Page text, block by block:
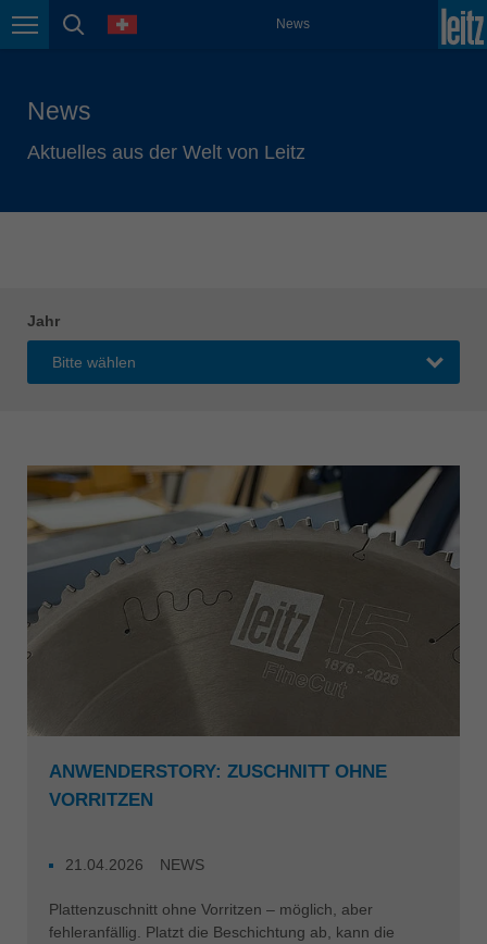
Seitennavigation
Seitensuche
Sprache News
nederlands
deutsch français
Singapore
english
slovenski
Türkiye
tiếng việt
News
Aktuelles aus der Welt von Leitz
Jahr
ANWENDERSTORY: ZUSCHNITT OHNE
VORRITZEN
21.04.2026 NEWS
Plattenzuschnitt ohne Vorritzen – möglich, aber
fehleranfällig. Platzt die Beschichtung ab, kann die